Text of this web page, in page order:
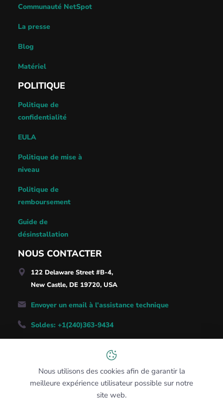
Communauté NetSpot
La presse
Blog
Matériel
POLITIQUE
Politique de
confidentialité
EULA
Politique de mise à
niveau
Politique de
remboursement
Guide de
désinstallation
NOUS CONTACTER
122 Delaware Street #B-4,
New Castle, DE 19720, USA
Envoyer un email à l'assistance technique
Soldes: +1(240)363-9434
Nous utilisons des cookies afin de garantir la
meilleure expérience utilisateur possible sur notre
site web.